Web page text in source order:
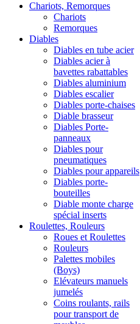
Chariots, Remorques
Chariots
Remorques
Diables
Diables en tube acier
Diables acier à
bavettes rabattables
Diables aluminium
Diables escalier
Diables porte-chaises
Diable brasseur
Diables Porte-
panneaux
Diables pour
pneumatiques
Diables pour appareils
Diables porte-
bouteilles
Diable monte charge
spécial inserts
Roulettes, Rouleurs
Roues et Roulettes
Rouleurs
Palettes mobiles
(Boys)
Elévateurs manuels
jumelés
Coins roulants, rails
pour transport de